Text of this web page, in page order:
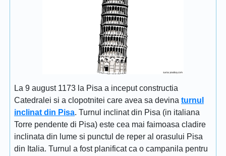
La 9 august 1173 la Pisa a inceput constructia
Catedralei si a clopotnitei care avea sa devina turnul
inclinat din Pisa. Turnul inclinat din Pisa (in italiana
Torre pendente di Pisa) este cea mai faimoasa cladire
inclinata din lume si punctul de reper al orasului Pisa
din Italia. Turnul a fost planificat ca o campanila pentru